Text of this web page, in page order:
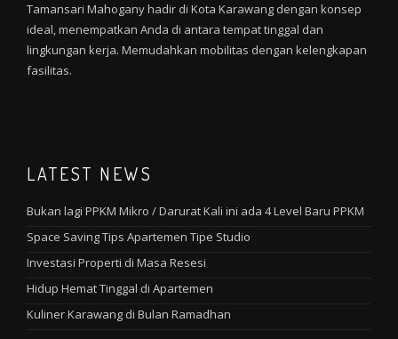
Tamansari Mahogany hadir di Kota Karawang dengan konsep
ideal, menempatkan Anda di antara tempat tinggal dan
lingkungan kerja. Memudahkan mobilitas dengan kelengkapan
fasilitas.
LATEST NEWS
Bukan lagi PPKM Mikro / Darurat Kali ini ada 4 Level Baru PPKM
Space Saving Tips Apartemen Tipe Studio
Investasi Properti di Masa Resesi
Hidup Hemat Tinggal di Apartemen
Kuliner Karawang di Bulan Ramadhan